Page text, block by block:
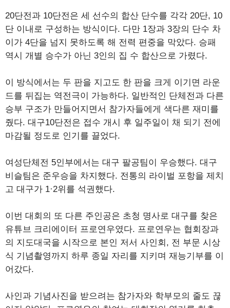
20단전과 10단전은 세 선수의 합산 단수를 각각 20단, 10
단 이내로 구성하는 방식이다. 다만 1장과 3장의 단수 차
이가 4단을 넘지 못하도록 해 전력 편중을 막았다. 승패
역시 개별 승수가 아닌 3인의 집 수 합산으로 가렸다.
이 방식에서는 두 판을 지고도 한 판을 크게 이기면 라운
드를 뒤집는 역전극이 가능하다. 일반적인 단체전과 다른
승부 구조가 만들어지면서 참가자들에게 색다른 재미를
줬다. 대구10단전은 접수 개시 후 일주일이 채 되기 전에
마감될 정도로 인기를 끌었다.
여성단체전 5인부에서는 대구 팔공팀이 우승했다. 대구
비슬팀은 준우승을 차지했다. 전통의 라이벌 포항을 제치
고 대구가 1·2위를 석권했다.
이번 대회의 또 다른 주인공은 초청 명사로 대구를 찾은
유튜브 크리에이터 프로연우였다. 프로연우는 협회장과
의 지도대국을 시작으로 본인 저서 사인회, 전 부문 시상
식 기념촬영까지 하루 종일 자리를 지키며 재능기부를 이
어갔다.
사인과 기념사진을 받으려는 참가자와 학부모의 줄도 끊